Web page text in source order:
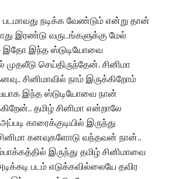
படமாவது நடிக்க வேண்டும் என்று தான்
இரண்டு வருடங்களுக்கு மேல்
இதோ இந்த ஸ்டுடியோவை
செய்திருந்தேன். சினிமா
சினிமாவில் நாம் இருக்கிறோம்
இந்த ஸ்டுடியோவை நான்
தமிழ் சினிமா என்றாலே
காரைக்குடியில் இருந்து
கனவுகளோடு வந்தவன் நான்..
இருந்து தமிழ் சினிமாவை
படம் எடுக்கவில்லையே தவிர